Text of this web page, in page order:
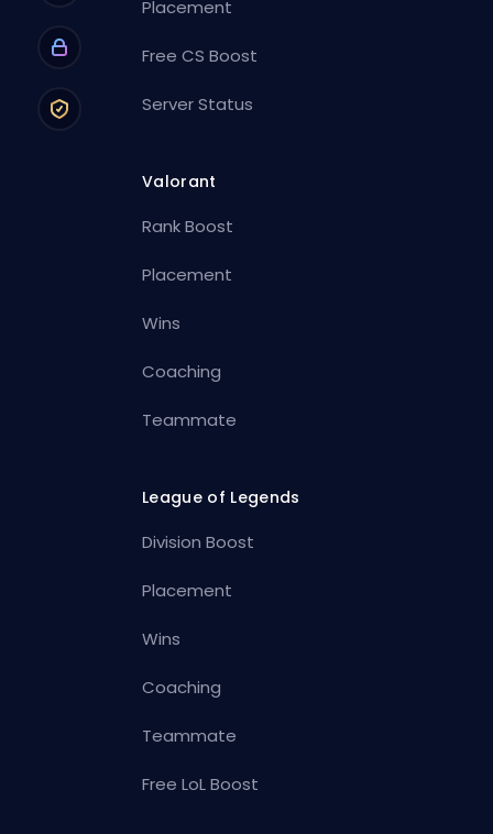
Placement
Free CS Boost
Server Status
Valorant
Rank Boost
Placement
Wins
Coaching
Teammate
League of Legends
Division Boost
Placement
Wins
Coaching
Teammate
Free LoL Boost